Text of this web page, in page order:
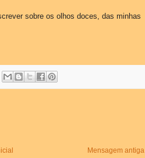
sobre os olhos doces, das minhas
Mensagem antiga